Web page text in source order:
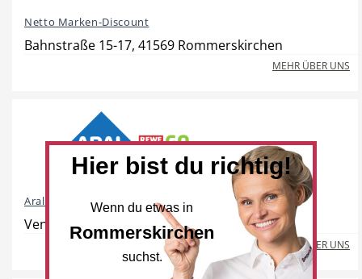
Handwerk Sport & Freizeit
Gesundheit Dienstleistungen
Lokale Empfehlungen
Netto Marken-Discount
Bahnstraße 15-17, 41569 Rommerskirchen
MEHR ÜBER UNS
Aral und REWE To Go
Venloer Straße 143, 41569 Rommerskirchen
MEHR ÜBER UNS
Hier bist du richtig!
Wenn du etwas in
Rommerskirchen
suchst.